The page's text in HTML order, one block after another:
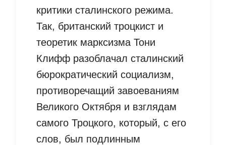
критики сталинского режима.
Так, британский троцкист и
теоретик марксизма Тони
Клифф разоблачал сталинский
бюрократический социализм,
противоречащий завоеваниям
Великого Октября и взглядам
самого Троцкого, который, с его
слов, был подлинным